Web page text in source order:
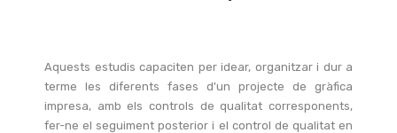
Aquests estudis capaciten per idear, organitzar i dur a
terme les diferents fases d'un projecte de gràfica
impresa, amb els controls de qualitat corresponents,
fer-ne el seguiment posterior i el control de qualitat en